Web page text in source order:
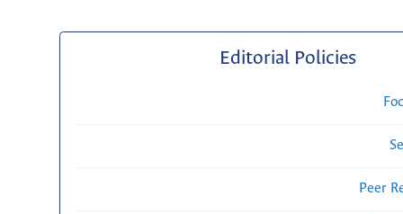
Editorial Policies
Peer